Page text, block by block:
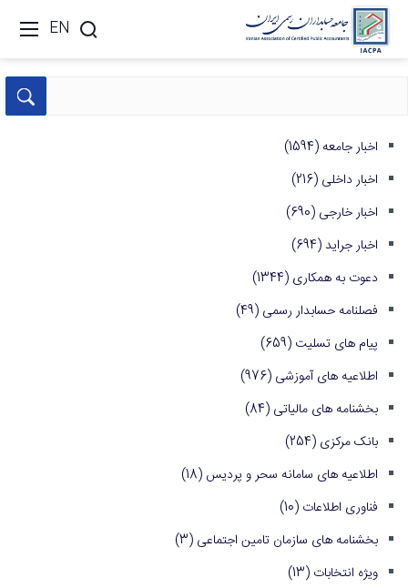
EN
اخبار جامعه (1594)
اخبار داخلی (216)
اخبار خارجی (690)
اخبار جراید(694)
دعوت به همکاری (1344)
فصلنامه حسابدار رسمی (49)
پیام های تسلیت (659)
اطلاعیه های آموزشی (976)
بخشنامه های مالیاتی (84)
بانک مرکزی (254)
اطلاعیه های سامانه سحر و پردیس (18)
فناوری اطلاعات (10)
بخشنامه های سازمان تامین اجتماعی (3)
ویژه انتخابات (13)